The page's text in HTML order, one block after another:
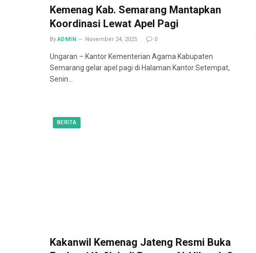
Kemenag Kab. Semarang Mantapkan
Koordinasi Lewat Apel Pagi
By ADMIN November 24, 2025 0
Ungaran – Kantor Kementerian Agama Kabupaten
Semarang gelar apel pagi di Halaman Kantor Setempat,
Senin…
BERITA
Kakanwil Kemenag Jateng Resmi Buka